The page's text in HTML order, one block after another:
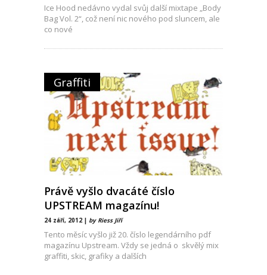
Ice Hood nedávno vydal svůj další mixtape „Body
Bag Vol. 2“, což není nic nového pod sluncem, ale
co nové
Graffiti
Právě vyšlo dvacáté číslo
UPSTREAM magazínu!
24 září, 2012 | by Riess Jiří
Tento měsíc vyšlo již 20. číslo legendárního pdf
magazínu Upstream. Vždy se jedná o skvělý mix
graffiti, skic, grafiky a dalších